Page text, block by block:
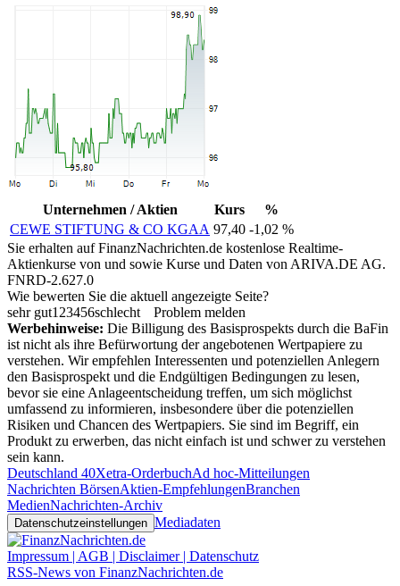
Unternehmen / Aktien Kurs
%
CEWE STIFTUNG & CO KGAA 97,40 -1,02 %
Sie erhalten auf FinanzNachrichten.de kostenlose Realtime-
Aktienkurse von und sowie Kurse und Daten von ARIVA.DE AG.
FNRD-2.627.0
Wie bewerten Sie die aktuell angezeigte Seite?
sehr gut1 23456schlecht
Problem melden
Werbehinweise: Die Billigung des Basisprospekts durch die BaFin
ist nicht als ihre Befürwortung der angebotenen Wertpapiere zu
verstehen. Wir empfehlen Interessenten und potenziellen Anlegern
den Basisprospekt und die Endgültigen Bedingungen zu lesen,
bevor sie eine Anlageentscheidung treffen, um sich möglichst
umfassend zu informieren, insbesondere über die potenziellen
Risiken und Chancen des Wertpapiers. Sie sind im Begriff, ein
Produkt zu erwerben, das nicht einfach ist und schwer zu verstehen
sein kann.
Deutschland 40Xetra-OrderbuchAd hoc-Mitteilungen
Nachrichten BörsenAktien-EmpfehlungenBranchen
MedienNachrichten-Archiv
Datenschutzeinstellungen Mediadaten
Impressum | AGB | Disclaimer | Datenschutz
RSS-News von FinanzNachrichten.de